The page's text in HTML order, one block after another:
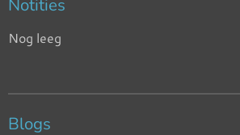
Notities
Nog leeg
Blogs